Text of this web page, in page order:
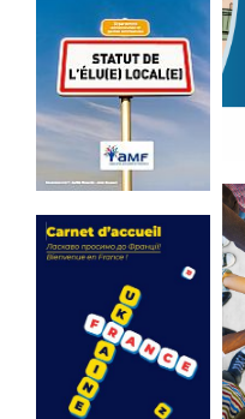
Statut de
l’élu local
Mise à jour avril
2024
FEUILLETER